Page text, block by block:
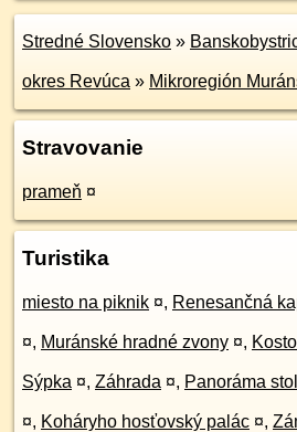
Stredné Slovensko »
okres Revúca » Mikroregión
Stravovanie
prameň ¤
Turistika
miesto na piknik ¤, Renesančná
¤, Muránské hradné zvony ¤,
Sýpka ¤, Záhrada ¤, Panoráma
¤, Koháryho hosťovský palác ¤,